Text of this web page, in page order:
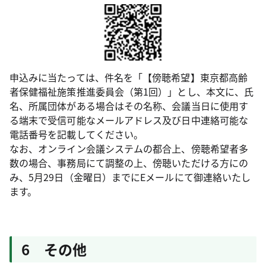
申込みに当たっては、件名を「【傍聴希望】東京都高齢
者保健福祉施策推進委員会（第1回）」とし、本文に、氏
名、所属団体がある場合はその名称、会議当日に使用す
る端末で受信可能なメールアドレス及び日中連絡可能な
電話番号を記載してください。
なお、オンライン会議システムの都合上、傍聴希望者多
数の場合、事務局にて調整の上、傍聴いただける方にの
み、5月29日（金曜日）までにEメールにて御連絡いたし
ます。
6 その他